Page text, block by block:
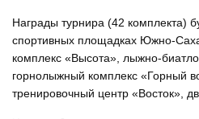
Награды турнира (42 комплекта)
спортивных площадках Южно-
комплекс «Высота», лыжно-
горнолыжный комплекс «Горный
тренировочный центр «Восток»,